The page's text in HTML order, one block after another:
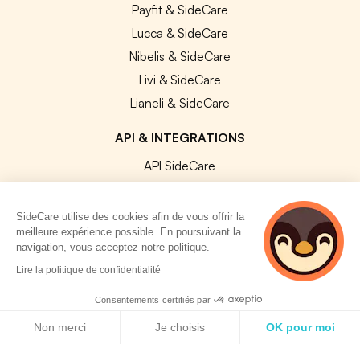
Payfit & SideCare
Lucca & SideCare
Nibelis & SideCare
Livi & SideCare
Lianeli & SideCare
API & INTEGRATIONS
API SideCare
A PROPOS
Se connecter
SideCare utilise des cookies afin de vous offrir la
meilleure expérience possible. En poursuivant la
navigation, vous acceptez notre politique.
Lire la politique de confidentialité
Consentements certifiés par
Non merci Je choisis OK pour moi
2 personnes
consultent
actuellement cette